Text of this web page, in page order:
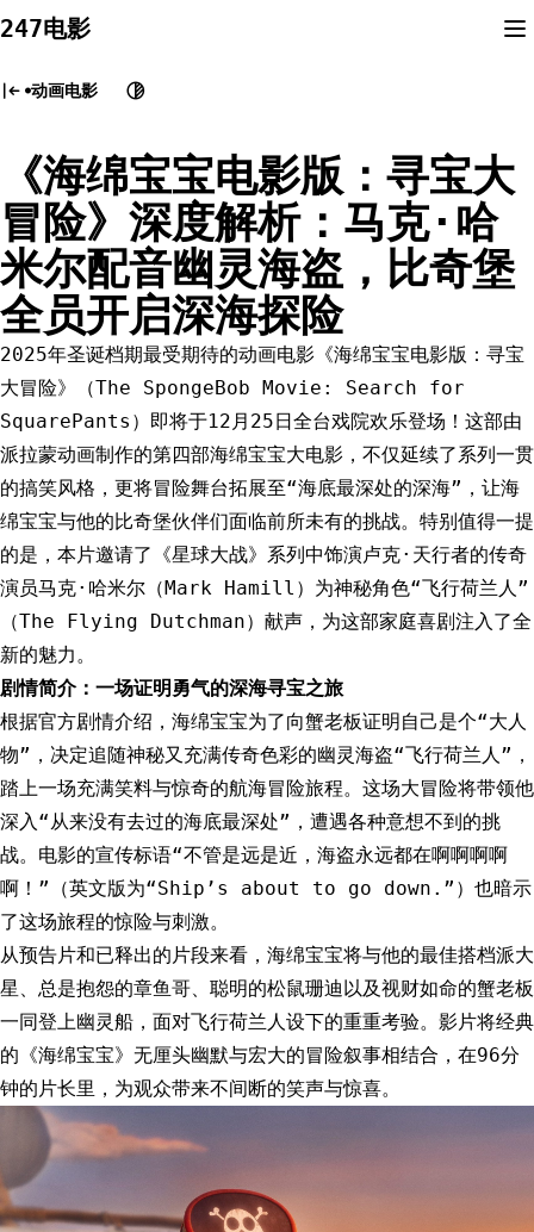
to
247电影
动画电影
《海绵宝宝电影版：寻宝大
冒险》深度解析：马克·哈
米尔配音幽灵海盗，比奇堡
全员开启深海探险
2025年圣诞档期最受期待的动画电影《海绵宝宝电影版：寻宝
大冒险》（The SpongeBob Movie: Search for
SquarePants）即将于12月25日全台戏院欢乐登场！这部由
派拉蒙动画制作的第四部海绵宝宝大电影，不仅延续了系列一贯
的搞笑风格，更将冒险舞台拓展至“海底最深处的深海”，让海
绵宝宝与他的比奇堡伙伴们面临前所未有的挑战。特别值得一提
的是，本片邀请了《星球大战》系列中饰演卢克·天行者的传奇
演员马克·哈米尔（Mark Hamill）为神秘角色“飞行荷兰人”
（The Flying Dutchman）献声，为这部家庭喜剧注入了全
新的魅力。
剧情简介：一场证明勇气的深海寻宝之旅
根据官方剧情介绍，海绵宝宝为了向蟹老板证明自己是个“大人
物”，决定追随神秘又充满传奇色彩的幽灵海盗“飞行荷兰人”，
踏上一场充满笑料与惊奇的航海冒险旅程。这场大冒险将带领他
深入“从来没有去过的海底最深处”，遭遇各种意想不到的挑
战。电影的宣传标语“不管是远是近，海盗永远都在啊啊啊啊
啊！”（英文版为“Ship’s about to go down.”）也暗示
了这场旅程的惊险与刺激。
从预告片和已释出的片段来看，海绵宝宝将与他的最佳搭档派大
星、总是抱怨的章鱼哥、聪明的松鼠珊迪以及视财如命的蟹老板
一同登上幽灵船，面对飞行荷兰人设下的重重考验。影片将经典
的《海绵宝宝》无厘头幽默与宏大的冒险叙事相结合，在96分
钟的片长里，为观众带来不间断的笑声与惊喜。